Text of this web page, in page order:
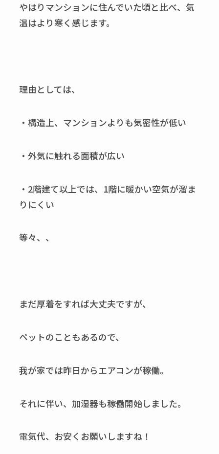
やはりマンションに住んでいた頃と比べ、気
温はより寒く感じます。
理由としては、
・構造上、マンションよりも気密性が低い
・外気に触れる面積が広い
・2階建て以上では、1階に暖かい空気が溜ま
りにくい
等々、、
まだ厚着をすれば大丈夫ですが、
ペットのこともあるので、
我が家では昨日からエアコンが稼働。
それに伴い、加湿器も稼働開始しました。
電気代、お安くお願いしますね！